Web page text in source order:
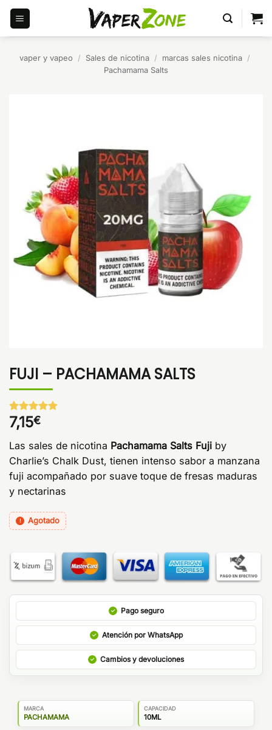
Saltar
contenido
vaper y vapeo / Sales de nicotina / marcas sales nicotina /
Pachamama Salts
FUJI – PACHAMAMA SALTS
Valorado
con5
1
valoración
de un
7,15€
Las sales de nicotina Pachamama Salts Fuji by
Charlie’s Chalk Dust, tienen intenso sabor a manzana
fuji acompañado por suave toque de fresas maduras
y nectarinas
Agotado
Pago seguro
Atención por WhatsApp
Cambios y devoluciones
MARCA
PACHAMAMA
CAPACIDAD
10ML